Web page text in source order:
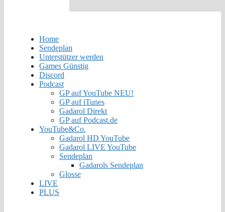
Home
Sendeplan
Unterstützer werden
Games Günstig
Discord
Podcast
GP auf YouTube NEU!
GP auf iTunes
Gadarol Direkt
GP auf Podcast.de
YouTube&Co.
Gadarol HD YouTube
Gadarol LIVE YouTube
Sendeplan
Gadarols Sendeplan
Glosse
LIVE
PLUS